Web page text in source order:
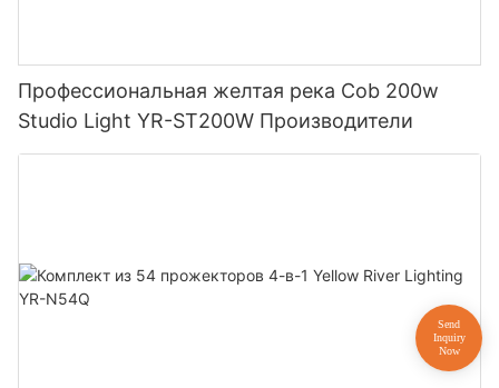
Профессиональная желтая река Cob 200w
Studio Light YR-ST200W Производители